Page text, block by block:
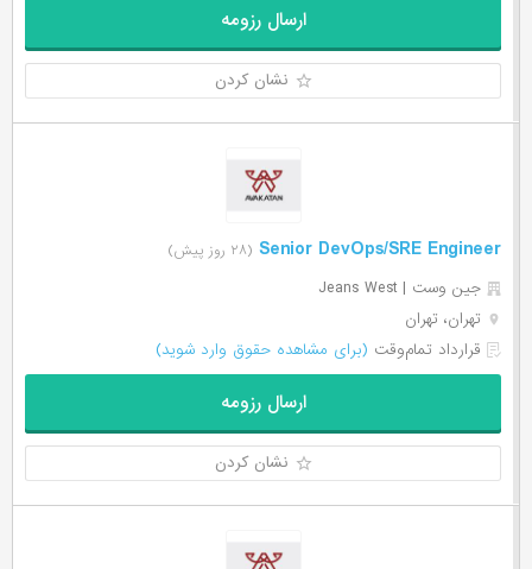
ارسال رزومه
نشان کردن
Senior DevOps/SRE Engineer (۲۸ روز پیش)
جین وست | Jeans West
تهران، تهران
قرارداد تمام‌وقت (برای مشاهده حقوق وارد شوید)
ارسال رزومه
نشان کردن